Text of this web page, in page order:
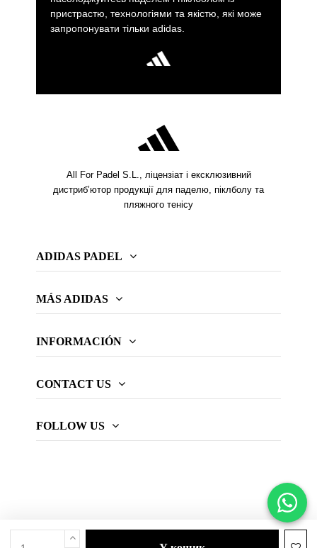
пристрастю, технологіями та якістю, які може
запропонувати тільки adidas.
All For Padel S.L., ліцензіат і ексклюзивний
дистриб’ютор продукції для паделю, піклболу та
пляжного тенісу
ADIDAS PADEL
MÁS ADIDAS
INFORMACIÓN
CONTACT US
FOLLOW US